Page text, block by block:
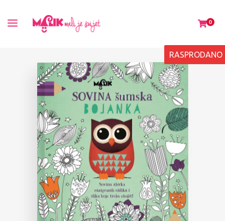
0
RASPRODANO